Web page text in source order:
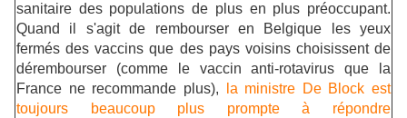
sanitaire des populations de plus en plus préoccupant.
Quand il s'agit de rembourser en Belgique les yeux
fermés des vaccins que des pays voisins choisissent de
dérembourser (comme le vaccin anti-rotavirus que la
France ne recommande plus),
la ministre De Block est
toujours beaucoup plus prompte à répondre